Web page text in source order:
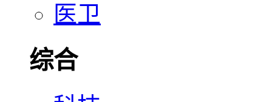
医卫
综合